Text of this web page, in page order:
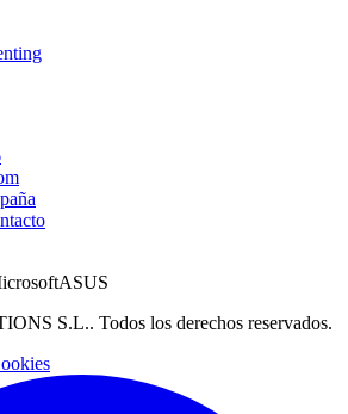
ASUS
S.L.. Todos los derechos reservados.